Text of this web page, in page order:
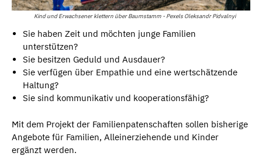
Kind und Erwachsener klettern über Baumstamm - Pexels Oleksandr Pidvalnyi
Sie haben Zeit und möchten junge Familien
unterstützen?
Sie besitzen Geduld und Ausdauer?
Sie verfügen über Empathie und eine wertschätzende
Haltung?
Sie sind kommunikativ und kooperationsfähig?
Mit dem Projekt der Familienpatenschaften sollen bisherige
Angebote für Familien, Alleinerziehende und Kinder
ergänzt werden.